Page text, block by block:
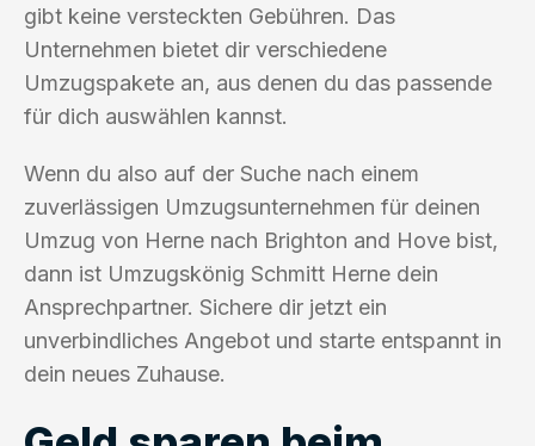
gibt keine versteckten Gebühren. Das
Unternehmen bietet dir verschiedene
Umzugspakete an, aus denen du das passende
für dich auswählen kannst.
Wenn du also auf der Suche nach einem
zuverlässigen Umzugsunternehmen für deinen
Umzug von Herne nach Brighton and Hove bist,
dann ist Umzugskönig Schmitt Herne dein
Ansprechpartner. Sichere dir jetzt ein
unverbindliches Angebot und starte entspannt in
dein neues Zuhause.